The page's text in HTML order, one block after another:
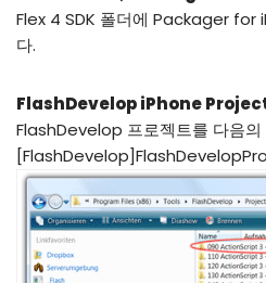
Flex 4 SDK 폴더에 Packager for
다.
FlashDevelop iPhone
FlashDevelop 프로젝트를 다음의